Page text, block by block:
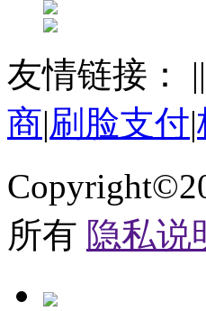
友情链接： ||
商|刷脸支付|
所有 隐私说